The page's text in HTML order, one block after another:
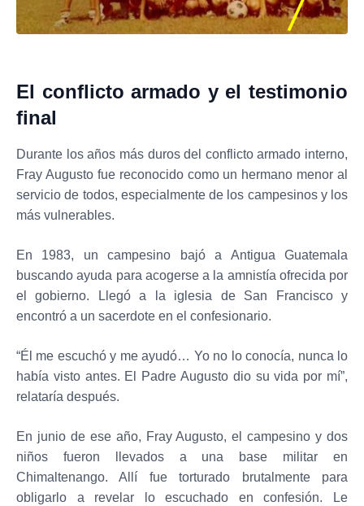
El conflicto armado y el testimonio
final
Durante los años más duros del conflicto armado interno,
Fray Augusto fue reconocido como un hermano menor al
servicio de todos, especialmente de los campesinos y los
más vulnerables.
En 1983, un campesino bajó a Antigua Guatemala
buscando ayuda para acogerse a la amnistía ofrecida por
el gobierno. Llegó a la iglesia de San Francisco y
encontró a un sacerdote en el confesionario.
“Él me escuchó y me ayudó… Yo no lo conocía, nunca lo
había visto antes. El Padre Augusto dio su vida por mí”,
relataría después.
En junio de ese año, Fray Augusto, el campesino y dos
niños fueron llevados a una base militar en
Chimaltenango. Allí fue torturado brutalmente para
obligarlo a revelar lo escuchado en confesión. Le